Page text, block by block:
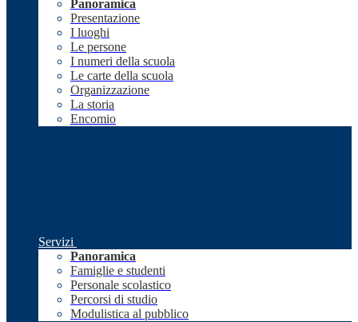
Panoramica
Presentazione
I luoghi
Le persone
I numeri della scuola
Le carte della scuola
Organizzazione
La storia
Encomio
Servizi
Panoramica
Famiglie e studenti
Personale scolastico
Percorsi di studio
Modulistica al pubblico